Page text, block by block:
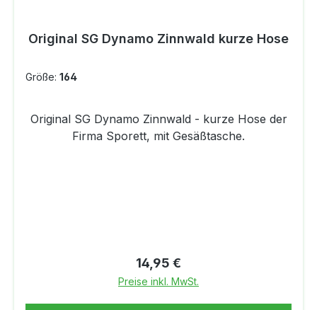
Original SG Dynamo Zinnwald kurze Hose
Größe: 164
Original SG Dynamo Zinnwald - kurze Hose der
Firma Sporett, mit Gesäßtasche.
Regulärer Preis:
14,95 €
Preise inkl. MwSt.